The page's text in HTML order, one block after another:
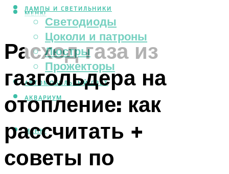
ЛАМПЫ И СВЕТИЛЬНИКИ
Светодиоды
Цоколи и патроны
Люстры
Прожекторы
АВТОМОБИЛЬНЫЙ СВЕТ
АКВАРИУМ
МЕНЮ
МЕНЮ
Расход газа из
газгольдера на
отопление: как
рассчитать +
советы по